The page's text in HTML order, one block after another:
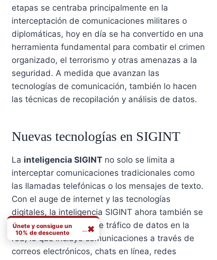
etapas se centraba principalmente en la
interceptación de comunicaciones militares o
diplomáticas, hoy en día se ha convertido en una
herramienta fundamental para combatir el crimen
organizado, el terrorismo y otras amenazas a la
seguridad. A medida que avanzan las
tecnologías de comunicación, también lo hacen
las técnicas de recopilación y análisis de datos.
Nuevas tecnologías en SIGINT
La inteligencia SIGINT no solo se limita a
interceptar comunicaciones tradicionales como
las llamadas telefónicas o los mensajes de texto.
Con el auge de internet y las tecnologías
digitales, la inteligencia SIGINT ahora también se
enfoca en el análisis de tráfico de datos en la
red, lo que incluye comunicaciones a través de
correos electrónicos, chats en línea, redes
Únete y consigue un
10% de descuento
✖
N